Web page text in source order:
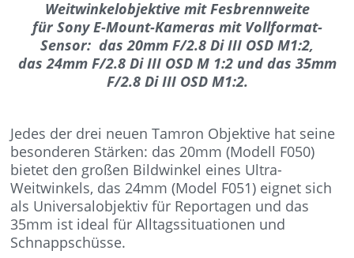
Weitwinkelobjektive mit Fesbrennweite
für Sony E-Mount-Kameras mit Vollformat-
Sensor: das 20mm F/2.8 Di III OSD M1:2,
das 24mm F/2.8 Di III OSD M 1:2 und das 35mm
F/2.8 Di III OSD M1:2.
Jedes der drei neuen Tamron Objektive hat seine
besonderen Stärken: das 20mm (Modell F050)
bietet den großen Bildwinkel eines Ultra-
Weitwinkels, das 24mm (Model F051) eignet sich
als Universalobjektiv für Reportagen und das
35mm ist ideal für Alltagssituationen und
Schnappschüsse.